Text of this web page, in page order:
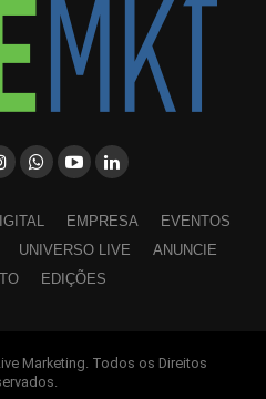
EMPRESA
EVENTOS
UNIVERSO LIVE
ANUNCIE
EDIÇÕES
Marketing. Todos os Direitos